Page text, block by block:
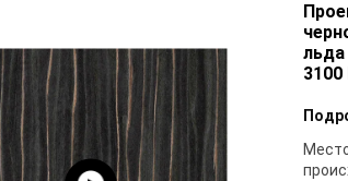
льда